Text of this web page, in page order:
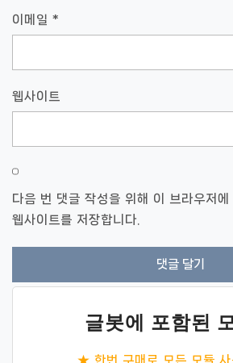
이메일 *
웹사이트
다음 번 댓글 작성을 위해 이 브라우저
웹사이트를 저장합니다.
글봇에 포함된
★ 한번 구매로 모든 모듈